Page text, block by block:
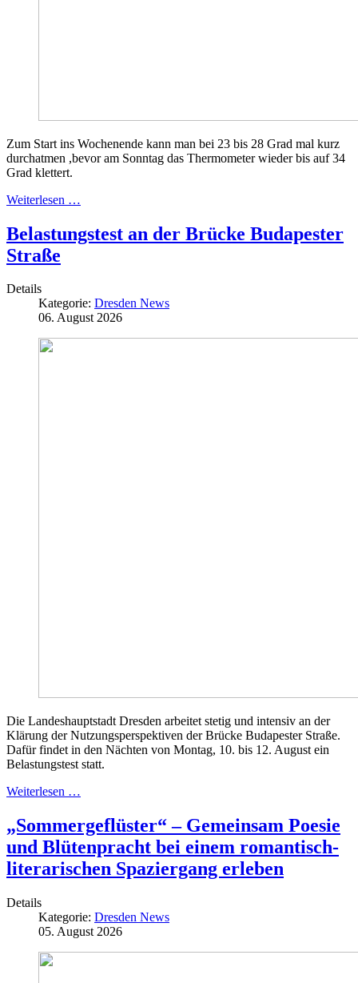
Zum Start ins Wochenende kann man bei 23 bis 28 Grad mal kurz
durchatmen ,bevor am Sonntag das Thermometer wieder bis auf 34
Grad klettert.
Weiterlesen …
Belastungstest an der Brücke Budapester
Straße
Details
Kategorie: Dresden News
06. August 2026
Die Landeshauptstadt Dresden arbeitet stetig und intensiv an der
Klärung der Nutzungsperspektiven der Brücke Budapester Straße.
Dafür findet in den Nächten von Montag, 10. bis 12. August ein
Belastungstest statt.
Weiterlesen …
„Sommergeflüster“ – Gemeinsam Poesie
und Blütenpracht bei einem romantisch-
literarischen Spaziergang erleben
Details
Kategorie: Dresden News
05. August 2026